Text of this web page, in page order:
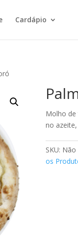
Cardápio
Molho
no
SKU: Não
os